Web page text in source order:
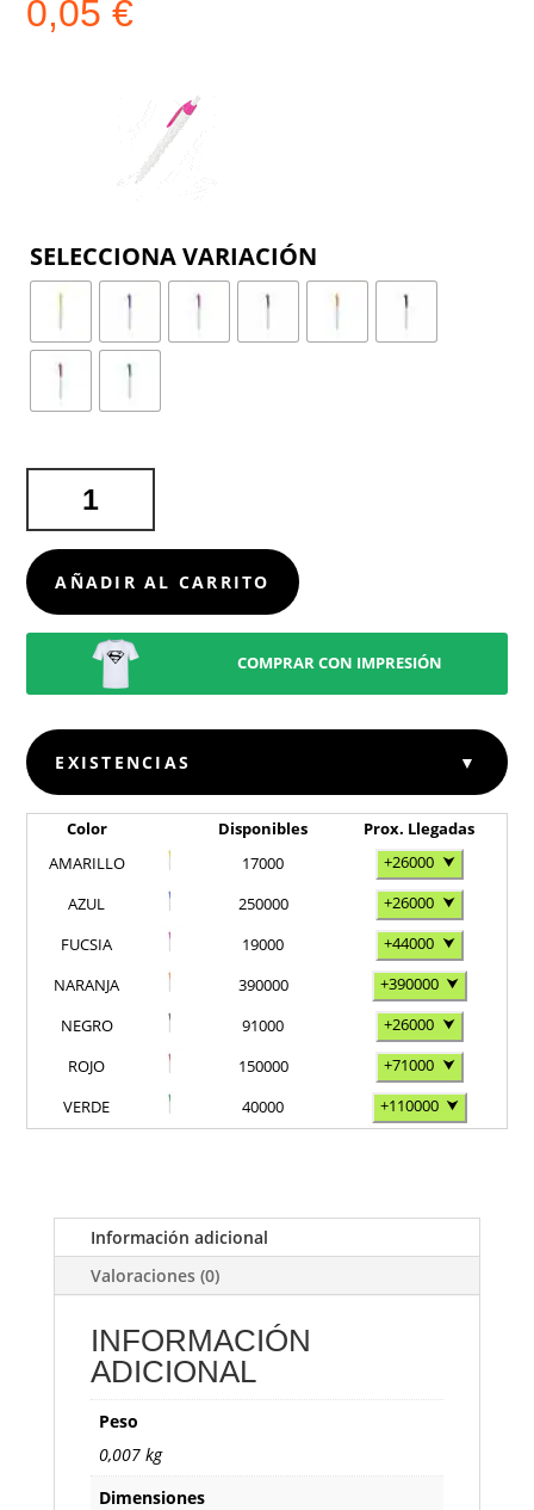
0,05€
CANTIDAD
AÑADIR AL CARRITO
COMPRAR CON IMPRESIÓN
EXISTENCIAS ▼
Color Disponibles
Prox. Llegadas
AMARILLO
17000 +26000 ⮟
AZUL
250000 +26000 ⮟
FUCSIA
19000 +44000 ⮟
NARANJA
390000 +390000 ⮟
NEGRO
91000 +26000 ⮟
ROJO
150000 +71000 ⮟
VERDE
40000 +110000 ⮟
Información adicional
Valoraciones (0)
INFORMACIÓN
ADICIONAL
Peso
0,007 kg
Dimensiones